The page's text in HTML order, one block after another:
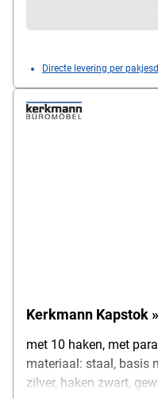
Directe levering per
Kerkmann Kapstok
met 10 haken, met
materiaal: staal, basis
zilver, haken zwart,